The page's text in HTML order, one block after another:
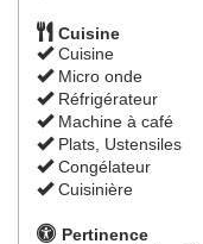
Cuisine
Cuisine
Micro onde
Réfrigérateur
Machine à café
Plats, Ustensiles
Congélateur
Cuisinière
Pertinence